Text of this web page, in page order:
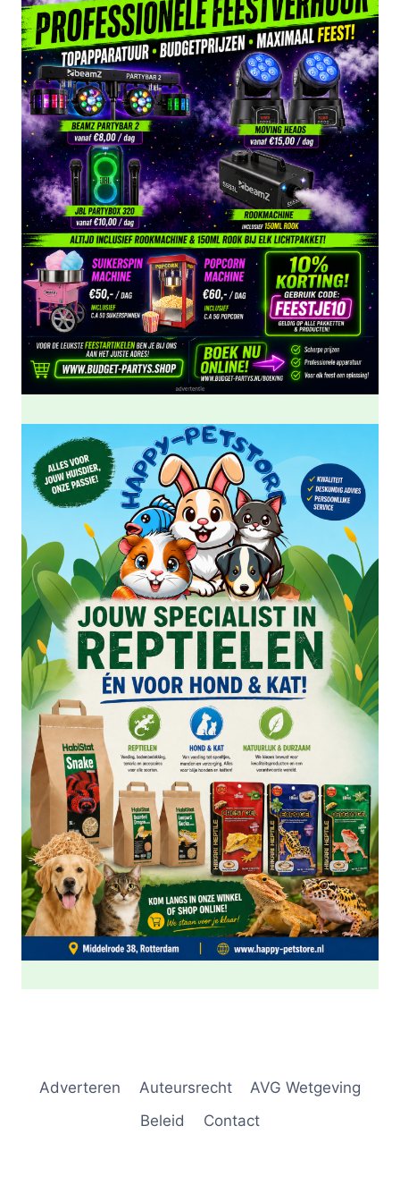
Adverteren Auteursrecht
AVG Wetgeving
Beleid
Contact